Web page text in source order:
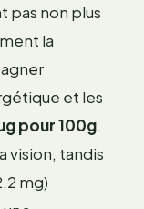
pas non plus
la
et les
pour 100g.
vision, tandis
mg)